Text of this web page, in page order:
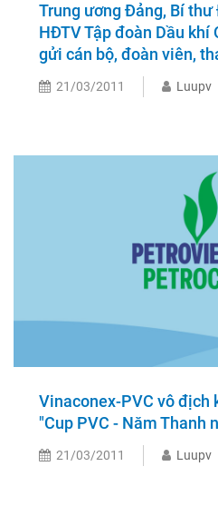
Trung ương Đảng, Bí thư
HĐTV Tập đoàn Dầu khí
gửi cán bộ, đoàn viên,
21/03/2011 Luupv
Vinaconex-PVC vô địch
"Cup PVC - Năm Thanh
21/03/2011 Luupv